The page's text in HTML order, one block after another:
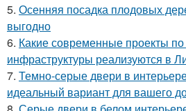
5. Осенняя посадка плодовых
выгодно
6. Какие современные проекты
инфраструктуры реализуются в
7. Темно-серые двери в
идеальный вариант для вашего